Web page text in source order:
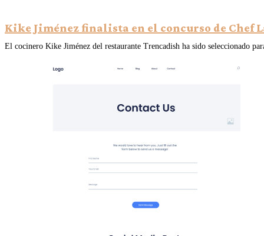
Kike Jiménez finalista en el concurso de Chef
El cocinero Kike Jiménez del restaurante Trencadish ha sido seleccionado